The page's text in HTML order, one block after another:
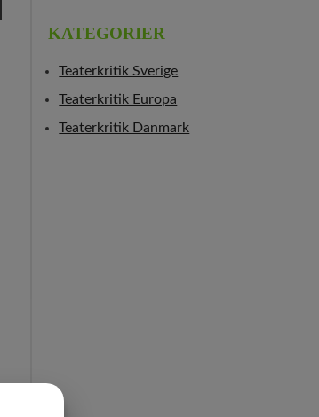
KATEGORIER
Teaterkritik Sverige
Teaterkritik Europa
Teaterkritik Danmark